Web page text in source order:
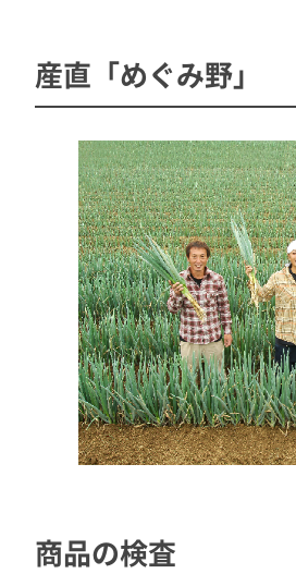
産直「めぐみ野」
商品の検査